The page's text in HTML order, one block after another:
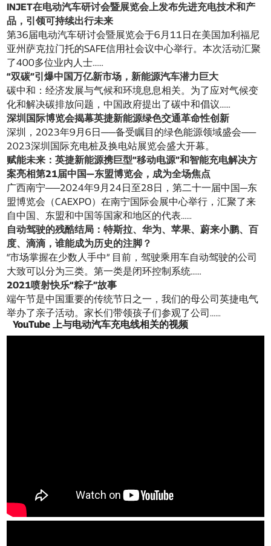
INJET在电动汽车研讨会暨展览会上发布先进充电技术和产
品，引领可持续出行未来
第36届电动汽车研讨会暨展览会于6月11日在美国加利福尼
亚州萨克拉门托的SAFE信用社会议中心举行。本次活动汇聚
了400多位业内人士……
“双碳”引爆中国万亿新市场，新能源汽车潜力巨大
碳中和：经济发展与气候和环境息息相关。为了应对气候变
化和解决碳排放问题，中国政府提出了碳中和倡议……
深圳国际博览会揭幕英捷新能源绿色交通革命性创新
深圳，2023年9月6日——备受瞩目的绿色能源领域盛会——
2023深圳国际充电桩及换电站展览会盛大开幕。
赋能未来：英捷新能源携巨型“移动电源”和智能充电解决方
案亮相第21届中国—东盟博览会，成为全场焦点
广西南宁——2024年9月24日至28日，第二十一届中国—东
盟博览会（CAEXPO）在南宁国际会展中心举行，汇聚了来
自中国、东盟和中国等国家和地区的代表……
自动驾驶的残酷结局：特斯拉、华为、苹果、蔚来小鹏、百
度、滴滴，谁能成为历史的注脚？
“市场掌握在少数人手中” 目前，驾驶乘用车自动驾驶的公司
大致可以分为三类。第一类是闭环控制系统……
2021喷射快乐“粽子”故事
端午节是中国重要的传统节日之一，我们的母公司英捷电气
举办了亲子活动。家长们带领孩子们参观了公司……
YouTube 上与电动汽车充电线相关的视频